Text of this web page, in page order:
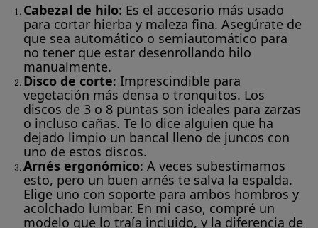
Cabezal de hilo: Es el accesorio más usado
para cortar hierba y maleza fina. Asegúrate de
que sea automático o semiautomático para
no tener que estar desenrollando hilo
manualmente.
Disco de corte: Imprescindible para
vegetación más densa o tronquitos. Los
discos de 3 o 8 puntas son ideales para zarzas
o incluso cañas. Te lo dice alguien que ha
dejado limpio un bancal lleno de juncos con
uno de estos discos.
Arnés ergonómico: A veces subestimamos
esto, pero un buen arnés te salva la espalda.
Elige uno con soporte para ambos hombros y
acolchado lumbar. En mi caso, compré un
modelo que lo traía incluido, y la diferencia de